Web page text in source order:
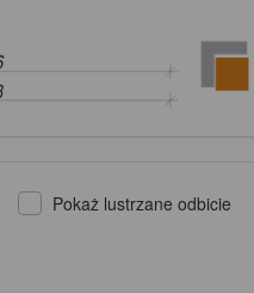
Pokaż lustrzane odbicie